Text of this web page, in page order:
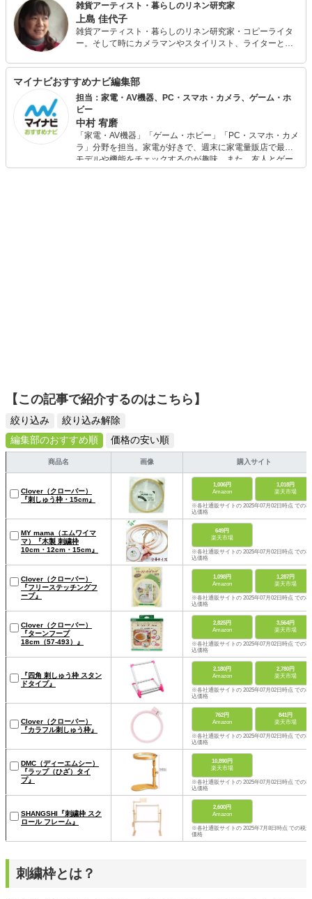
雑貨アーティスト・暮らしのリネン研究家
上島 佳代子
雑貨アーティスト・暮らしのリネン研究家・コピーライタ
ー。そして時にカメラマンやスタイリスト、ライターとし
ズに応えるクリエイター。世界のリネンを巡る旅をライフ
ワークに、リネンの歴史や現在のリネン産業についても造
詣を深める。NHK『美の壷』のテーマ「麻」に出演。雑貨
アーティストとして企業との商品開発や保育士・幼稚園教
諭のための雑誌にも携わり、小学生の雑貨教室、母親のた
めの雑貨教室、リネンの教室など、雑貨を通して暮らしを
楽しむ活動も行っている。またワイヤーワークや木工、ソ
ーイングなど様々な素材の作品をメディアやワークショッ
プを通して発表するなど、多岐に渡って活動中。『アトリ
マイナビおすすめナビ編集部
担当：家電・AV機器、PC・スマホ・カメラ、ゲーム・ホ
ビー
中村 宥磨
「家電・AV機器」「ゲーム・ホビー」「PC・スマホ・カメ
ラ」分野を担当。家電が好きで、週末に家電量販店で最新
モデルや機能をチェックするのが趣味。また、友人とゲー
ムを楽しみながら、新作タイトルやイベント情報もいち早
【この記事で紹介するのはこちら】
絞り込み
絞り込み解除
編集部のおすすめ順
価格の安い順
商品名 画像 購入サイト
Clover（クローバー）
『刺しゅう枠・15cm』
1,006円
Amazon
1,018円
楽天市場
※各社通販サイトの 2025年07月02日時点 での税
込価格
MY mama（エムワイマ
マ）『木製 刺繍枠
10cm・12cm・15cm』
649円
楽天市場
※各社通販サイトの 2025年07月02日時点 での税
込価格
Clover（クローバー）
『フリーステッチングフ
ープ』
1,098円
Amazon
1,287円
楽天市場
※各社通販サイトの 2025年07月02日時点 での税
込価格
Clover（クローバー）
『ターンフープ
18cm（57-493）』
2,825円
Amazon
3,564円
楽天市場
※各社通販サイトの 2025年07月02日時点 での税
込価格
『四角 刺しゅう枠 スタン
ドタイプ』
2,180円
Amazon
2,780円
楽天市場
※各社通販サイトの 2025年07月02日時点 での税
込価格
Clover（クローバー）
『カラフル刺しゅう枠』
762円
Amazon
841円
楽天市場
※各社通販サイトの 2025年07月02日時点 での税
込価格
DMC（ディーエムシー）
『ラップ（ひざ）タイ
プ』
10,890円
楽天市場
※各社通販サイトの 2025年07月02日時点 での税
込価格
SHANGSHI『刺繍枠 スク
ロール フレーム』
2,600円
Amazon
※各社通販サイトの 2025年7月8日時点 での税込
価格
刺繍枠とは？